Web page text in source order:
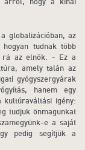
globalizációban, az
tudnak több
rá az elnök. - Ez a
amely talán az
gyógyszergyárak
hanem egy
kultúraváltási igény:
tudjuk önmagunkat
e a saját
pedig segítjük a